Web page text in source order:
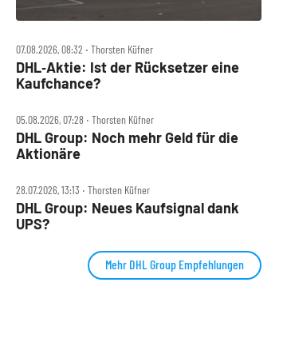
07.08.2026, 08:32 ‧ Thorsten Küfner
DHL‑Aktie: Ist der Rücksetzer eine
Kaufchance?
05.08.2026, 07:28 ‧ Thorsten Küfner
DHL Group: Noch mehr Geld für die
Aktionäre
28.07.2026, 13:13 ‧ Thorsten Küfner
DHL Group: Neues Kaufsignal dank
UPS?
Mehr DHL Group Empfehlungen